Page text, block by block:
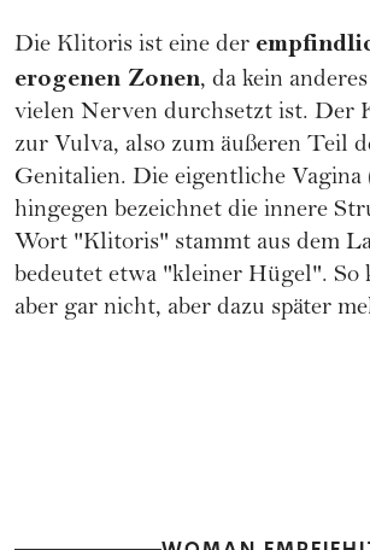
Die Klitoris ist eine der
erogenen Zonen, da kein
vielen Nerven durchsetzt ist. Der
zur Vulva, also zum äußeren Teil
Genitalien. Die eigentliche Vagina
hingegen bezeichnet die innere
Wort "Klitoris" stammt aus dem
bedeutet etwa "kleiner Hügel". So
aber gar nicht, aber dazu später